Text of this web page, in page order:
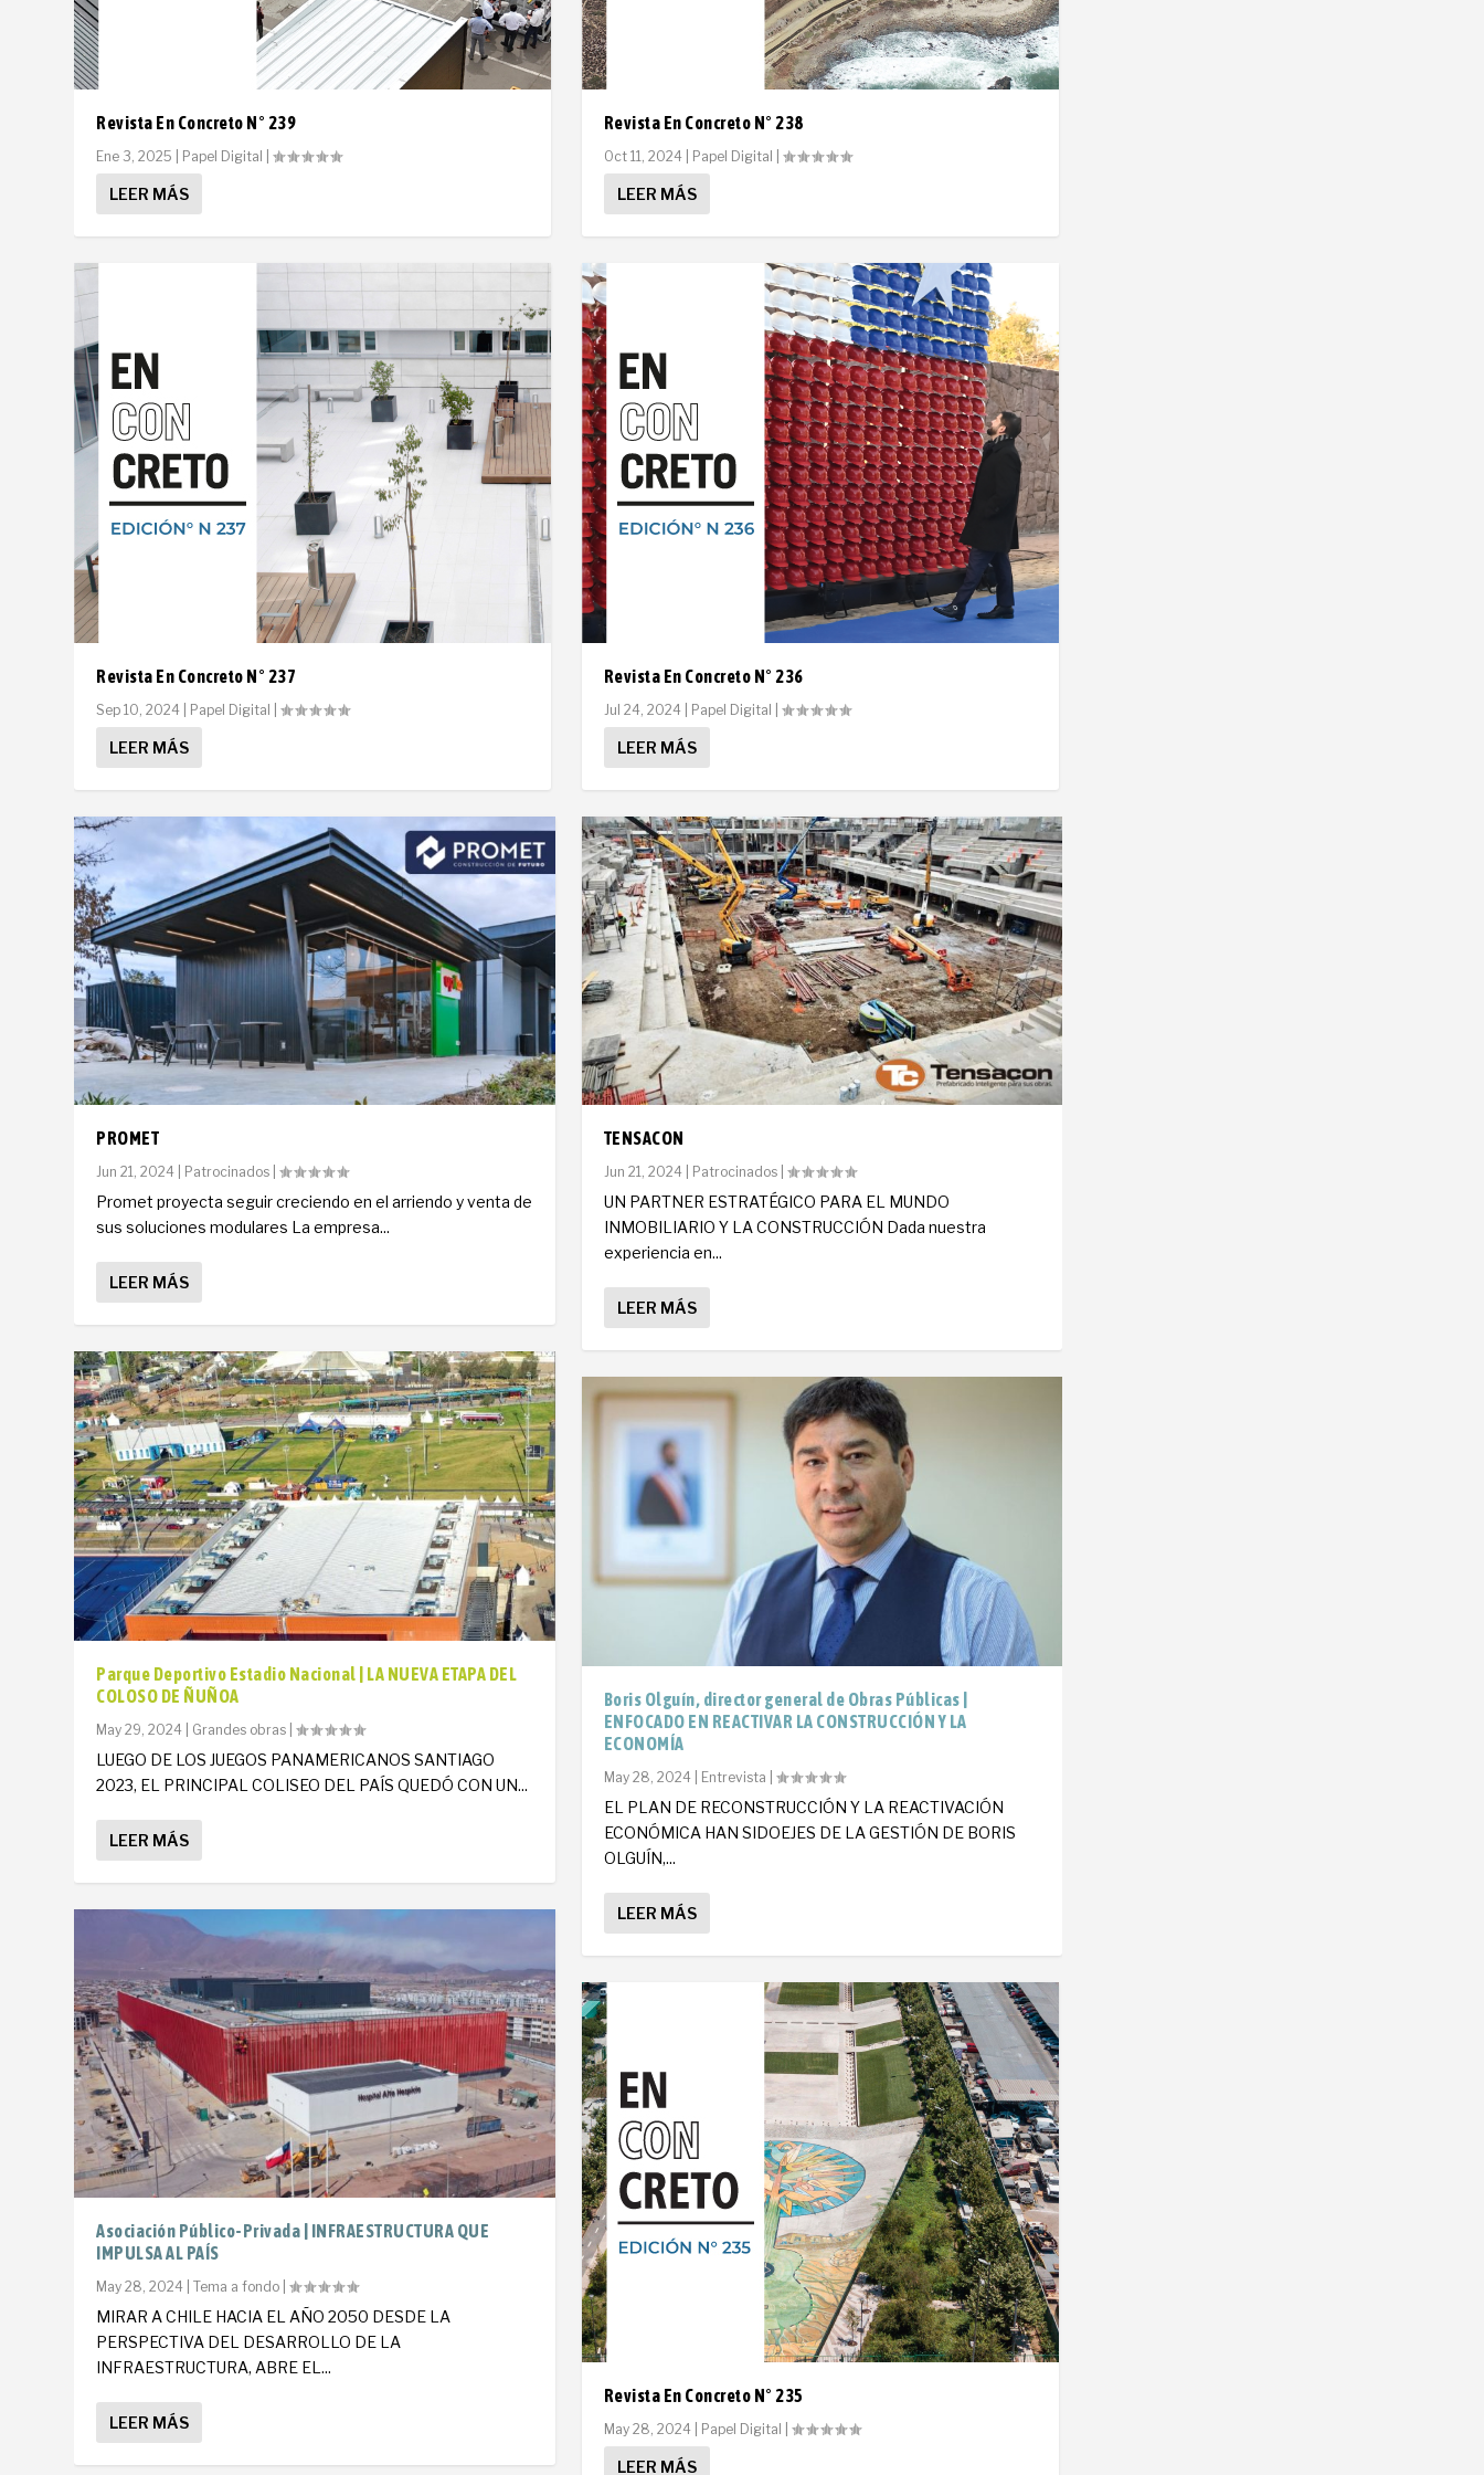
Revista En Concreto N° 239
Ene 3, 2025 Papel Digital |
LEER MÁS
Revista En Concreto N° 237
Sep 10, 2024 Papel Digital |
LEER MÁS
PROMET
Jun 21, 2024 Patrocinados |
Promet proyecta seguir creciendo en el arriendo y venta de
sus soluciones modulares La empresa...
LEER MÁS
Parque Deportivo Estadio Nacional | LA NUEVA ETAPA DEL
COLOSO DE ÑUÑOA
May 29, 2024 Grandes obras |
LUEGO DE LOS JUEGOS PANAMERICANOS SANTIAGO
2023, EL PRINCIPAL COLISEO DEL PAÍS QUEDÓ CON UN...
LEER MÁS
Asociación Público-Privada | INFRAESTRUCTURA QUE
IMPULSA AL PAÍS
May 28, 2024 |Tema a fondo |
MIRAR A CHILE HACIA EL AÑO 2050 DESDE LA
PERSPECTIVA DEL DESARROLLO DE LA
INFRAESTRUCTURA, ABRE EL...
LEER MÁS
Revista En Concreto N° 238
Oct 11, 2024| Papel Digital
LEER MÁS
Revista En Concreto N° 236
Jul 24, 2024| Papel Digital
LEER MÁS
TENSACON
Jun 21, 2024| Patrocinados|
UN PARTNER ESTRATÉGICO PARA EL MUNDO
INMOBILIARIO Y LA CONSTRUCCIÓN Dada nuestra
experiencia en...
LEER MÁS
Boris Olguín, director general de Obras Públicas |
ENFOCADO EN REACTIVAR LA CONSTRUCCIÓN Y LA
ECONOMÍA
May 28, 2024| Entrevista
EL PLAN DE RECONSTRUCCIÓN Y LA REACTIVACIÓN
ECONÓMICA HAN SIDOEJES DE LA GESTIÓN DE BORIS
OLGUÍN,...
LEER MÁS
Revista En Concreto N° 235
May 28, 2024| Papel Digital
LEER MÁS